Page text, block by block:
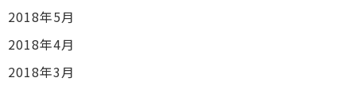
2018年5月
2018年4月
2018年3月